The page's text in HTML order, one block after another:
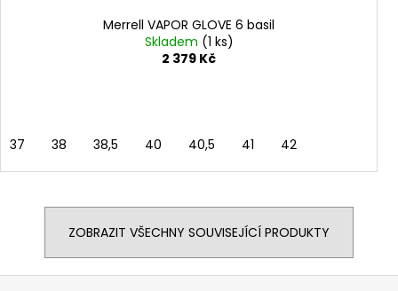
Merrell VAPOR GLOVE 6 basil
Skladem (1 ks)
2 379 Kč
37 38 38,5 40 40,5 41 42
ZOBRAZIT VŠECHNY SOUVISEJÍCÍ PRODUKTY